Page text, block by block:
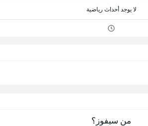
لا يوجد أحداث رياضية
من سيفوز؟